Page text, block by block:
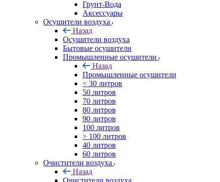
Грунт-Вода
Аксессуары
Осушители воздуха
Назад
Осушители воздуха
Бытовые осушители
Промышленные осушители
Назад
Промышленные осушители
< 30 литров
50 литров
70 литров
80 литров
90 литров
100 литров
> 100 литров
40 литров
60 литров
Очистители воздуха
Назад
Очистители воздуха